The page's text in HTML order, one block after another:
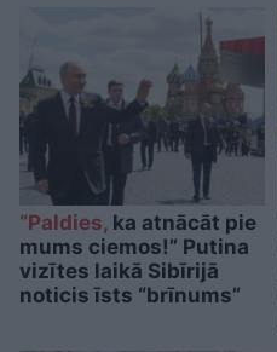
“Paldies, ka atnācāt pie
mums ciemos!” Putina
vizītes laikā Sibīrijā
noticis īsts “brīnums”